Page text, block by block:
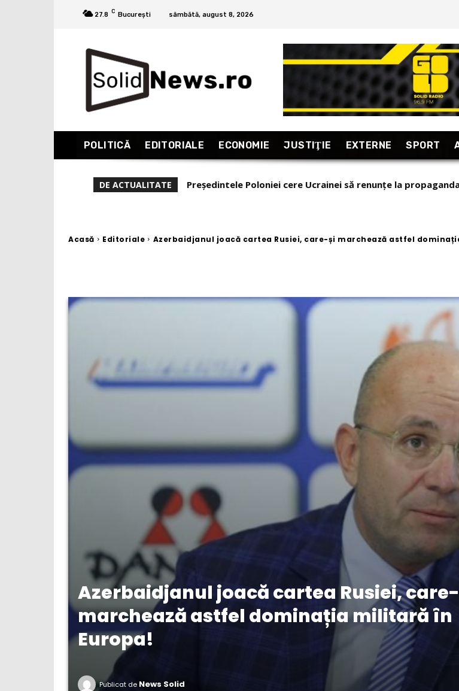
27.8 C București sâmbătă, august 8, 2026
POLITICĂ EDITORIALE ECONOMIE JUSTIŢIE EXTERNE SPORT
DE ACTUALITATE
Dana Budeanu, verdict in cazul lui Călin Georgescu:
Acasă Editoriale Azerbaidjanul joacă cartea Rusiei, care-și marchează astfel
Azerbaidjanul joacă cartea Rusiei,
marchează astfel dominația militară în
Europa!
Publicat de News Solid